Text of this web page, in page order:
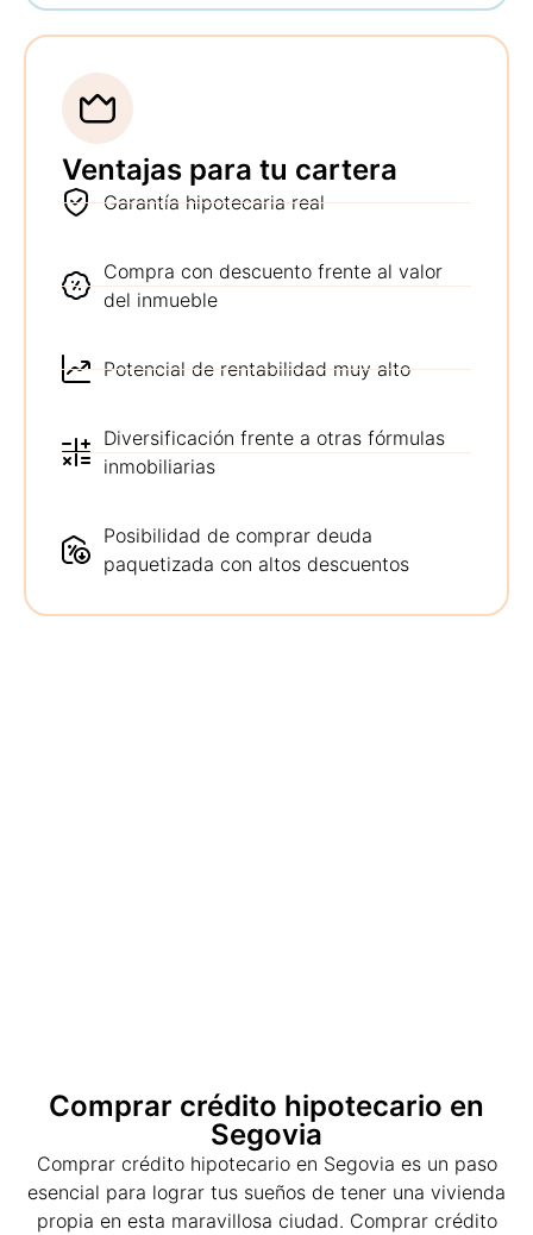
Ventajas para tu cartera
Garantía hipotecaria real
Compra con descuento frente al valor
del inmueble
Potencial de rentabilidad muy alto
Diversificación frente a otras fórmulas
inmobiliarias
Posibilidad de comprar deuda
paquetizada con altos descuentos
Comprar crédito hipotecario en
Segovia
Comprar crédito hipotecario en Segovia es un paso
esencial para lograr tus sueños de tener una vivienda
propia en esta maravillosa ciudad. Comprar crédito